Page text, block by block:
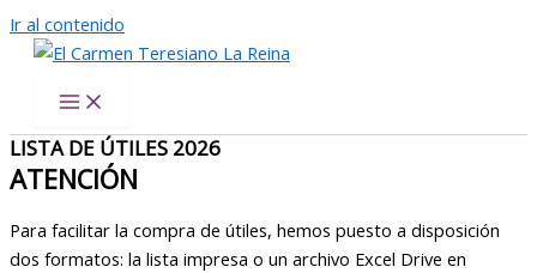
Ir al contenido
LISTA DE ÚTILES 2026
ATENCIÓN
Para facilitar la compra de útiles, hemos puesto a disposición
dos formatos: la lista impresa o un archivo Excel Drive en